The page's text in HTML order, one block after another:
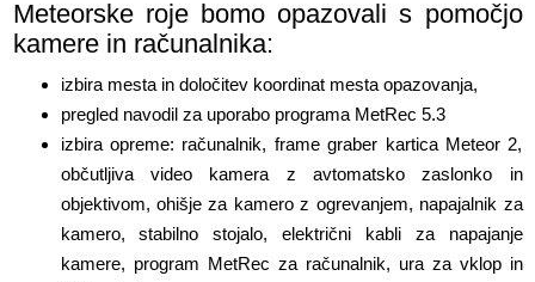
Meteorske roje bomo opazovali s pomočjo
kamere in računalnika:
izbira mesta in določitev koordinat mesta opazovanja,
pregled navodil za uporabo programa MetRec 5.3
izbira opreme: računalnik, frame graber kartica Meteor 2,
občutljiva video kamera z avtomatsko zaslonko in
objektivom, ohišje za kamero z ogrevanjem, napajalnik za
kamero, stabilno stojalo, električni kabli za napajanje
kamere, program MetRec za računalnik, ura za vklop in